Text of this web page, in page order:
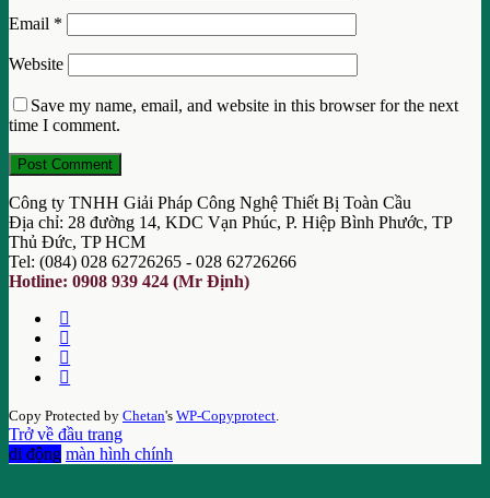
Email *
Website
Save my name, email, and website in this browser for the next
time I comment.
Công ty TNHH Giải Pháp Công Nghệ Thiết Bị Toàn Cầu
Địa chỉ: 28 đường 14, KDC Vạn Phúc, P. Hiệp Bình Phước, TP
Thủ Đức, TP HCM
Tel: (084) 028 62726265 - 028 62726266
Hotline: 0908 939 424 (Mr Định)
Copy Protected by Chetan's WP-Copyprotect
Trở về đầu trang
di động màn hình chính